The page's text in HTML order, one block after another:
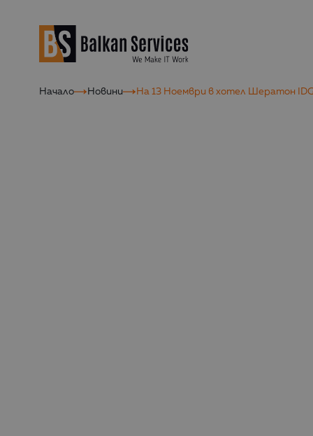
Начало Новини На 13 Ноември в хотел Шератон